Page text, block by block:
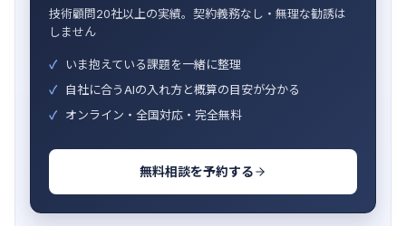
技術顧問20社以上の実績。契約義務なし・無理な勧誘は
しません
いま抱えている課題を一緒に整理
自社に合うAIの入れ方と概算の目安が分かる
オンライン・全国対応・完全無料
無料相談を予約する